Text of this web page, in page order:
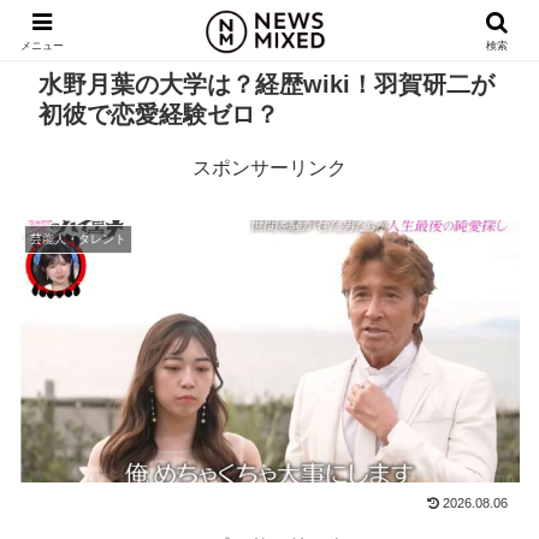
水野月葉の大学は？経歴wiki！羽賀研二が
初彼で恋愛経験ゼロ？
スポンサーリンク
芸能人・タレント
2026.08.06
メニュー 検索